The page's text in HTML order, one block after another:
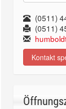
(0511)
(0511)
Kontakt